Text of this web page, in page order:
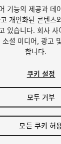
1/9
반영됩니다.
기능의 제공과 데
개인화된 콘텐츠
있습니다. 회사
소셜 미디어, 광고
합니다.
쿠키 설정
모두 거부
모든 쿠키 허